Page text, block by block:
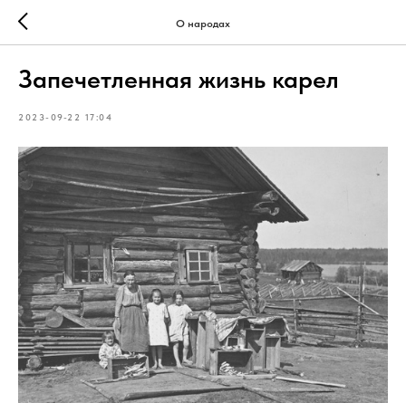
О народах
Запечетленная жизнь карел
2023-09-22 17:04